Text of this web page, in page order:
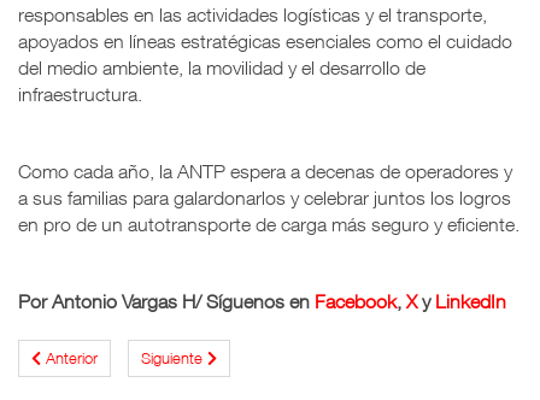
responsables en las actividades logísticas y el transporte,
apoyados en líneas estratégicas esenciales como el cuidado
del medio ambiente, la movilidad y el desarrollo de
infraestructura.
Como cada año, la ANTP espera a decenas de operadores y
a sus familias para galardonarlos y celebrar juntos los logros
en pro de un autotransporte de carga más seguro y eficiente.
Por Antonio Vargas H/ Síguenos en Facebook, Xy LinkedIn
Anterior Siguiente